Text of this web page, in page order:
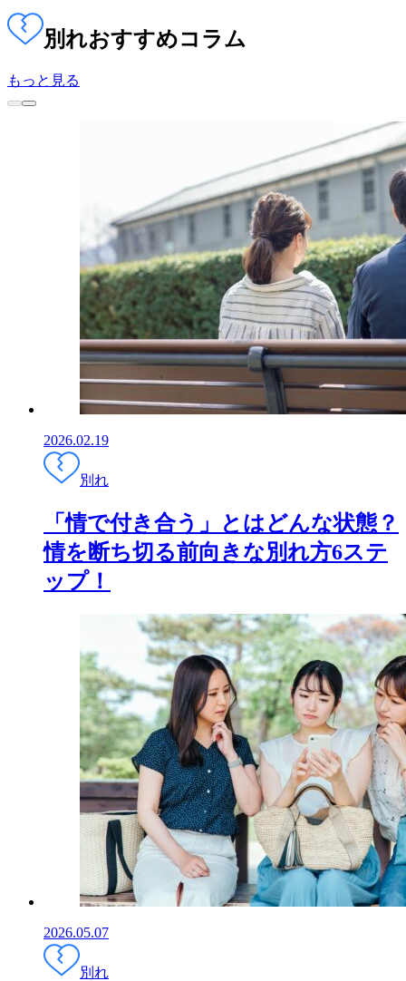
別れおすすめコラム
もっと見る
2026.02.19
別れ
「情で付き合う」とはどんな状態？
情を断ち切る前向きな別れ方6ステ
ップ！
2026.05.07
別れ